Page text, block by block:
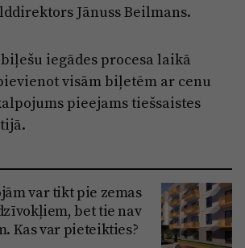
Jānuss Beilmans.
iegādes procesa laikā
visām biļetēm ar cenu
pieejams tiešsaistes
var tikt pie zemas
bet tie nav
Kas var pieteikties?